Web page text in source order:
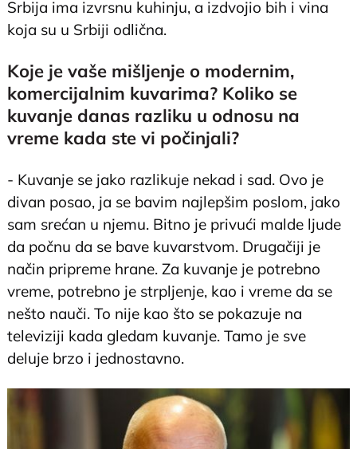
Srbija ima izvrsnu kuhinju, a izdvojio bih i vina
koja su u Srbiji odlična.
Koje je vaše mišljenje o modernim,
komercijalnim kuvarima? Koliko se
kuvanje danas razliku u odnosu na
vreme kada ste vi počinjali?
- Kuvanje se jako razlikuje nekad i sad. Ovo je
divan posao, ja se bavim najlepšim poslom, jako
sam srećan u njemu. Bitno je privući malde ljude
da počnu da se bave kuvarstvom. Drugačiji je
način pripreme hrane. Za kuvanje je potrebno
vreme, potrebno je strpljenje, kao i vreme da se
nešto nauči. To nije kao što se pokazuje na
televiziji kada gledam kuvanje. Tamo je sve
deluje brzo i jednostavno.